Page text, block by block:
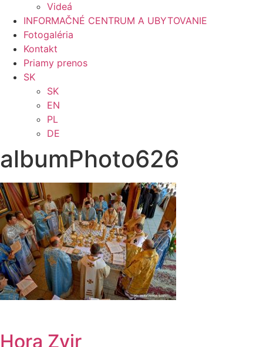
Videá
INFORMAČNÉ CENTRUM A UBYTOVANIE
Fotogaléria
Kontakt
Priamy prenos
SK
SK
EN
PL
DE
albumPhoto626
Hora Zvir